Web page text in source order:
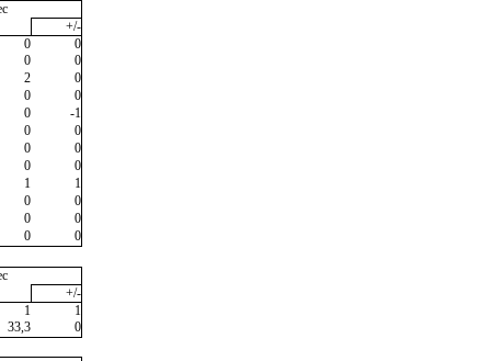
+/-
0
0
0
0
2
0
0
0
0
-1
0
0
0
0
0
0
1
1
0
0
0
0
0
0
+/-
1
1
33,3
0